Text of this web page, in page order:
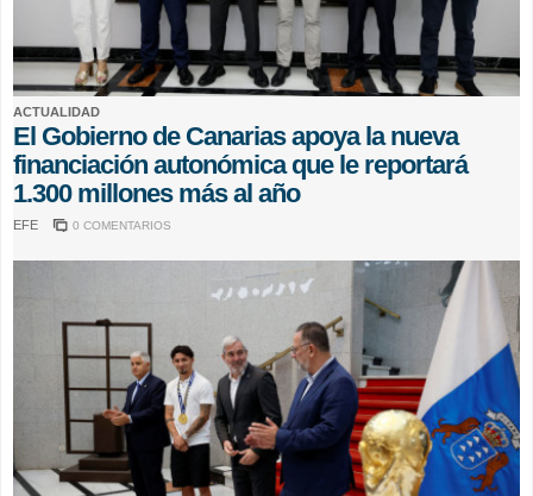
ACTUALIDAD
El Gobierno de Canarias apoya la nueva
financiación autonómica que le reportará
1.300 millones más al año
EFE 0 COMENTARIOS